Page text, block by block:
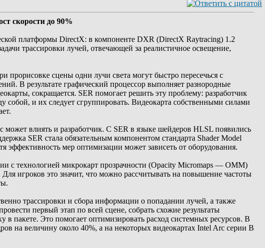
скорости до 90%
платформы DirectX: в компоненте DXR (DirectX Raytracing) 1.2
трассировки лучей, отвечающей за реалистичное освещение,
сцены одни лучи света могут быстро пересечься с
В результате графический процессор выполняет разнородные
сокращается. SER помогает решить эту проблему: разработчик
и их следует сгруппировать. Видеокарта собственными силами
может влиять и разработчик. С SER в языке шейдеров HLSL появились
SER стала обязательным компонентом стандарта Shader Model
эффективность мер оптимизации может зависеть от оборудования.
с технологией микрокарт прозрачности (Opacity Micromaps — OMM)
игроков это значит, что можно рассчитывать на повышение частоты
трассировки и сбора информации о попадании лучей, а также
первый этап по всей сцене, собрать схожие результаты
в пакете. Это помогает оптимизировать расход системных ресурсов. В
на величину около 40%, а на некоторых видеокартах Intel Arc серии B